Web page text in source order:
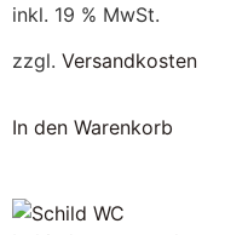
inkl. 19 % MwSt.
zzgl. Versandkosten
In den Warenkorb